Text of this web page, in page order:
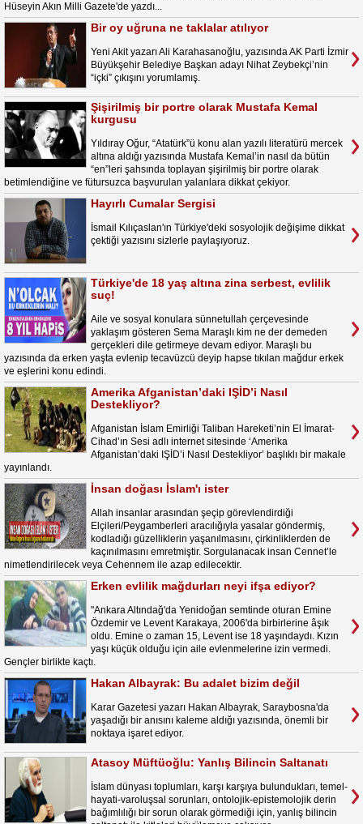
Hüseyin Akın Milli Gazete'de yazdı...
Bir oy uğruna ne taklalar atılıyor
Yeni Akit yazarı Ali Karahasanoğlu, yazısında AK Parti İzmir
Büyükşehir Belediye Başkan adayı Nihat Zeybekçi’nin
“içki” çıkışını yorumlamış.
Şişirilmiş bir portre olarak Mustafa Kemal
kurgusu
Yıldıray Oğur, “Atatürk”ü konu alan yazılı literatürü mercek
altına aldığı yazısında Mustafa Kemal’in nasıl da bütün
“en”leri şahsında toplayan şişirilmiş bir portre olarak
betimlendiğine ve fütursuzca başvurulan yalanlara dikkat çekiyor.
Hayırlı Cumalar Sergisi
İsmail Kılıçaslan'ın Türkiye'deki sosyolojik değişime dikkat
çektiği yazısını sizlerle paylaşıyoruz.
Türkiye'de 18 yaş altına zina serbest, evlilik
suç!
Aile ve sosyal konulara sünnetullah çerçevesinde
yaklaşım gösteren Sema Maraşlı kim ne der demeden
gerçekleri dile getirmeye devam ediyor. Maraşlı bu
yazısında da erken yaşta evlenip tecavüzcü deyip hapse tıkılan mağdur erkek
ve eşlerini konu edindi.
Amerika Afganistan’daki IŞİD’i Nasıl
Destekliyor?
Afganistan İslam Emirliği Taliban Hareketi’nin El İmarat-
Cihad’ın Sesi adlı internet sitesinde ‘Amerika
Afganistan’daki IŞİD’i Nasıl Destekliyor’ başlıklı bir makale
yayınlandı.
İnsan doğası İslam'ı ister
Allah insanlar arasından şeçip görevlendirdiği
Elçileri/Peygamberleri aracılığıyla yasalar göndermiş,
kodladığı güzelliklerin yaşanılmasını, çirkinliklerden de
kaçınılmasını emretmiştir. Sorgulanacak insan Cennet’le
nimetlendirilecek veya Cehennem ile azap edilecektir.
Erken evlilik mağdurları neyi ifşa ediyor?
"Ankara Altındağ'da Yenidoğan semtinde oturan Emine
Özdemir ve Levent Karakaya, 2006'da birbirlerine âşık
oldu. Emine o zaman 15, Levent ise 18 yaşındaydı. Kızın
yaşı küçük olduğu için aile evlenmelerine izin vermedi.
Gençler birlikte kaçtı.
Hakan Albayrak: Bu adalet bizim değil
Karar Gazetesi yazarı Hakan Albayrak, Saraybosna'da
yaşadığı bir anısını kaleme aldığı yazısında, önemli bir
noktaya işaret ediyor.
Atasoy Müftüoğlu: Yanlış Bilincin Saltanatı
İslam dünyası toplumları, karşı karşıya bulundukları, temel-
hayati-varoluşsal sorunları, ontolojik-epistemolojik derin
bağımlılığı bir sorun olarak görmediği için, yanlış bilincin